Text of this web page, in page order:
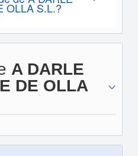
OLLA S.L.?
A DARLE
DE OLLA